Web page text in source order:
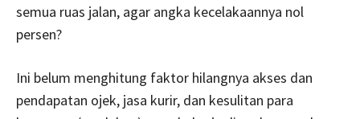
semua ruas jalan, agar angka kecelakaannya nol
persen?
Ini belum menghitung faktor hilangnya akses dan
pendapatan ojek, jasa kurir, dan kesulitan para